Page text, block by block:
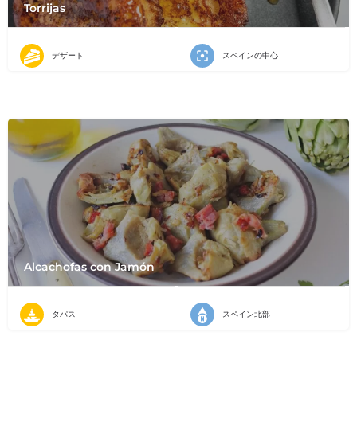
Torrijas
デザート スペインの中心
Alcachofas con Jamón
タパス スペイン北部